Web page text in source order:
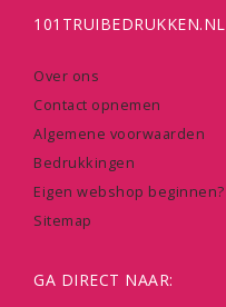
101TRUIBEDRUKKEN.NL
Over ons
Contact opnemen
Algemene voorwaarden
Bedrukkingen
Eigen webshop beginnen?
Sitemap
GA DIRECT NAAR: